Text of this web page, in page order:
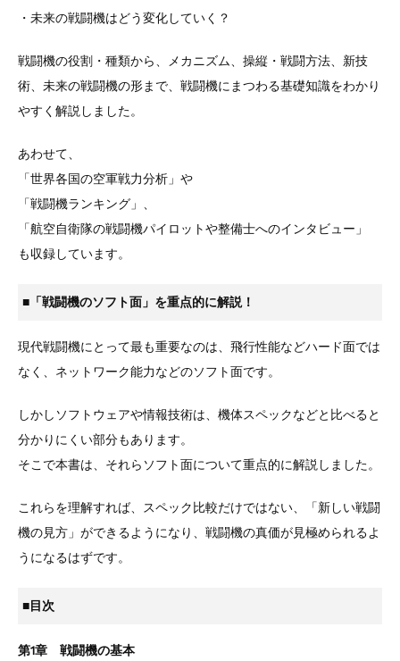
・未来の戦闘機はどう変化していく？
戦闘機の役割・種類から、メカニズム、操縦・戦闘方法、新技
術、未来の戦闘機の形まで、戦闘機にまつわる基礎知識をわかり
やすく解説しました。
あわせて、
「世界各国の空軍戦力分析」や
「戦闘機ランキング」、
「航空自衛隊の戦闘機パイロットや整備士へのインタビュー」
も収録しています。
■「戦闘機のソフト面」を重点的に解説！
現代戦闘機にとって最も重要なのは、飛行性能などハード面では
なく、ネットワーク能力などのソフト面です。
しかしソフトウェアや情報技術は、機体スペックなどと比べると
分かりにくい部分もあります。
そこで本書は、それらソフト面について重点的に解説しました。
これらを理解すれば、スペック比較だけではない、「新しい戦闘
機の見方」ができるようになり、戦闘機の真価が見極められるよ
うになるはずです。
■目次
第1章 戦闘機の基本